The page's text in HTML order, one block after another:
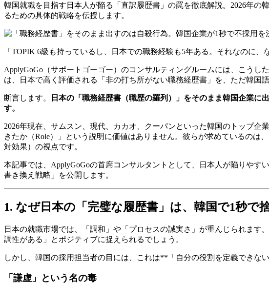
韓国就職を目指す日本人が陥る「直訳履歴書」の罠を徹底解説。2026年
るための具体的戦略を伝授します。
「TOPIK 6級も持っているし、日本での職務経験も5年ある。それなのに
ApplyGoGo（サポートゴーゴー）のコンサルティングルームには、こう
は、日本で高く評価される「非の打ち所がない職務経歴書」を、ただ韓国
断言します。
日本の「職務経歴書（職歴の羅列）」をそのまま韓国企業
す。
2026年現在、サムスン、現代、カカオ、クーパンといった韓国のトップ
きたか（Role）」という説明に価値はありません。彼らが求めているのは
対効果）の視点です。
本記事では、ApplyGoGoの首席コンサルタントとして、日本人が陥りや
書き換え戦略」を公開します。
1. なぜ日本の「完璧な履歴書」は、韓国で1秒で
日本の就職市場では、「調和」や「プロセスの誠実さ」が重んじられま
調性がある」とポジティブに捉えられるでしょう。
しかし、韓国の採用担当者の目には、これは**「自分の役割を定義できな
「謙虚」という名の毒